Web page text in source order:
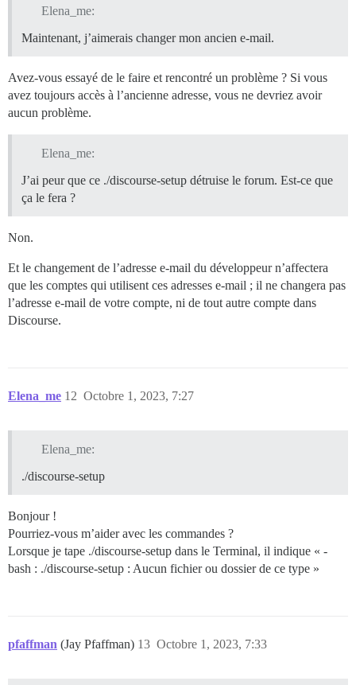
Elena_me:
Maintenant, j’aimerais changer mon ancien e-mail.
Avez-vous essayé de le faire et rencontré un problème ? Si vous
avez toujours accès à l’ancienne adresse, vous ne devriez avoir
aucun problème.
Elena_me:
J’ai peur que ce ./discourse-setup détruise le forum. Est-ce que
ça le fera ?
Non.
Et le changement de l’adresse e-mail du développeur n’affectera
que les comptes qui utilisent ces adresses e-mail ; il ne changera pas
l’adresse e-mail de votre compte, ni de tout autre compte dans
Discourse.
Elena_me Octobre 1, 2023, 7:27
12
Elena_me:
./discourse-setup
Bonjour !
Pourriez-vous m’aider avec les commandes ?
Lorsque je tape ./discourse-setup dans le Terminal, il indique « -
bash : ./discourse-setup : Aucun fichier ou dossier de ce type »
pfaffman (Jay Pfaffman) Octobre 1, 2023, 7:33
13